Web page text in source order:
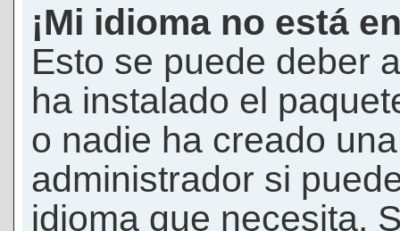
¡Mi idioma no está
Esto se puede deber
ha instalado el
o nadie ha creado
administrador si
idioma que necesita.